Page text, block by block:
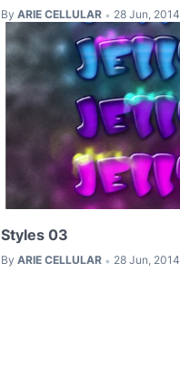
By ARIE CELLULAR • 28 Jun, 2014
Styles 03
By ARIE CELLULAR • 28 Jun, 2014